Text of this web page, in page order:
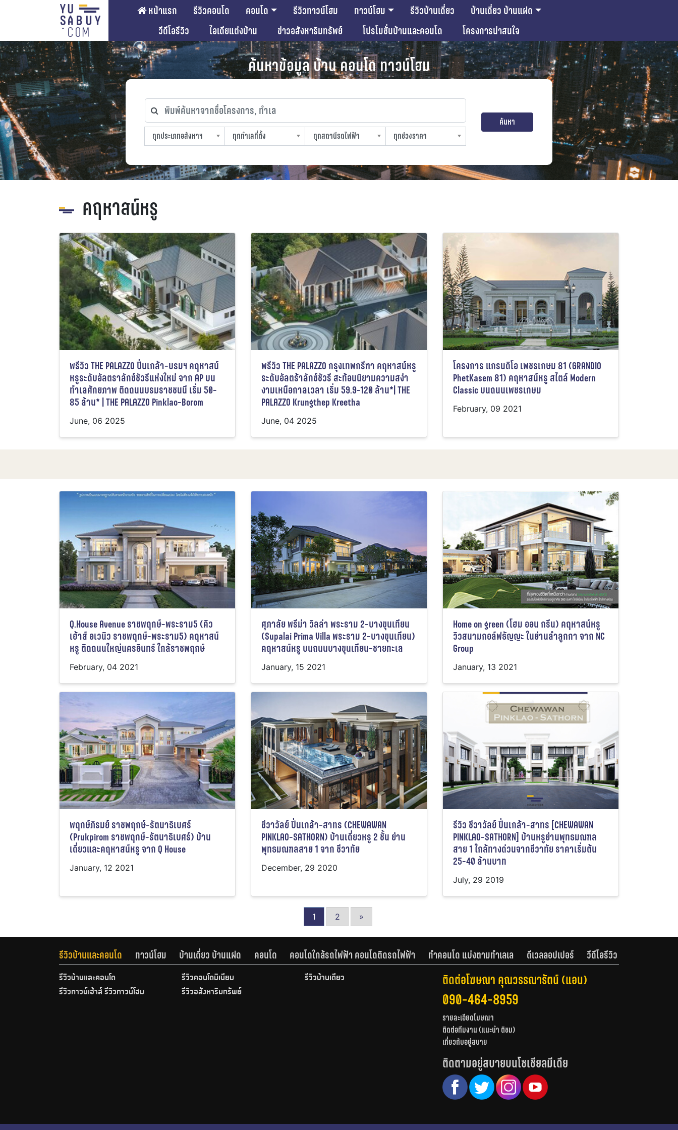
หน้าแรก รีวิวคอนโด คอนโด รีวิวทาวน์โฮม ทาวน์โฮม รีวิวบ้านเดี่ยว
บ้านเดี่ยว บ้านแฝด
วีดีโอรีวิว
ไอเดียแต่งบ้าน ข่าวอสังหาริมทรัพย์ โปรโมชั่นบ้านและคอนโด โครงการน่าสนใจ
ค้นหาข้อมูล บ้าน คอนโด ทาวน์โฮม
พิมพ์ค้นหาจากชื่อโครงการ, ทำเล
ทุกประเภทอสังหาฯ
ทุกประเภทอสังหาฯ
ทุกทำเลที่ตั้ง
ทุกทำเลที่ตั้ง
ทุกสถานีรถไฟฟ้า
ทุกสถานีรถไฟฟ้า
ทุกช่วงราคา
ทุกช่วงราคา
ค้นหา
คฤหาสน์หรู
พรีวิว THE PALAZZO ปิ่นเกล้า-บรมฯ คฤหาสน์
หรูระดับอัลตราลักซ์ชัวรีแห่งใหม่ จาก AP บน
ทำเลศักยภาพ ติดถนนบรมราชชนนี เริ่ม 50-
85 ล้าน* | THE PALAZZO Pinklao-Borom
June, 06 2025
พรีวิว THE PALAZZO กรุงเทพกรีฑา คฤหาสน์หรู
ระดับอัลตร้าลักซ์ชัวรี สะท้อนนิยามความสง่า
งามเหนือกาลเวลา เริ่ม 59.9-120 ล้าน*| THE
PALAZZO Krungthep Kreetha
June, 04 2025
โครงการ แกรนดิโอ เพชรเกษม 81 (GRANDIO
PhetKasem 81) คฤหาสน์หรู สไตล์ Modern
Classic บนถนนเพชรเกษม
February, 09 2021
Q.House Avenue ราชพฤกษ์-พระราม5 (คิว
เฮ้าส์ อเวนิว ราชพฤกษ์-พระราม5) คฤหาสน์
หรู ติดถนนใหญ่นครอินทร์ ใกล้ราชพฤกษ์
February, 04 2021
ศุภาลัย พรีม่า วิลล่า พระราม 2-บางขุนเทียน
(Supalai Prima Villa พระราม 2-บางขุนเทียน)
คฤหาสน์หรู บนถนนบางขุนเทียน-ชายทะเล
January, 15 2021
Home on green (โฮม ออน กรีน) คฤหาสน์หรู
วิวสนามกอล์ฟธัญญะ ในย่านลำลูกกา จาก NC
Group
January, 13 2021
พฤกษ์ภิรมย์ ราชพฤกษ์-รัตนาธิเบศร์
(Prukpirom ราชพฤกษ์-รัตนาธิเบศร์) บ้าน
เดี่ยวและคฤหาสน์หรู จาก Q House
January, 12 2021
ชีวาวัลย์ ปิ่นเกล้า-สาทร (CHEWAWAN
PINKLAO-SATHORN) บ้านเดี่ยวหรู 2 ชั้น ย่าน
พุทธมณฑลสาย 1 จาก ชีวาทัย
December, 29 2020
รีวิว ชีวาวัลย์ ปิ่นเกล้า-สาทร [CHEWAWAN
PINKLAO-SATHORN] บ้านหรูย่านพุทธมณฑล
สาย 1 ใกล้ทางด่วนจากชีวาทัย ราคาเริ่มต้น
25-40 ล้านบาท
July, 29 2019
1 2 »
รีวิวบ้านและคอนโด ทาวน์โฮม บ้านเดี่ยว บ้านแฝด คอนโด คอนโดใกล้รถไฟฟ้า คอนโดติดรถไฟฟ้า ทำคอนโด แบ่งตามทำเลเล ดีเวลลอปเปอร์ วีดีโอรีวิว
รีวิวบ้านและคอนโด รีวิวคอนโดมิเนียม
รีวิวบ้านเดี่ยว
รีวิวทาวน์เฮ้าส์ รีวิวทาวน์โฮม
รีวิวอสังหาริมทรัพย์
ติดต่อโฆษณา คุณวรรณารัตน์ (แอน)
090-464-8959
รายละเอียดโฆษณา
ติดต่อทีมงาน (แนะนำ ติชม)
เกี่ยวกับอยู่สบาย
ติดตามอยู่สบายบนโซเชียลมีเดีย